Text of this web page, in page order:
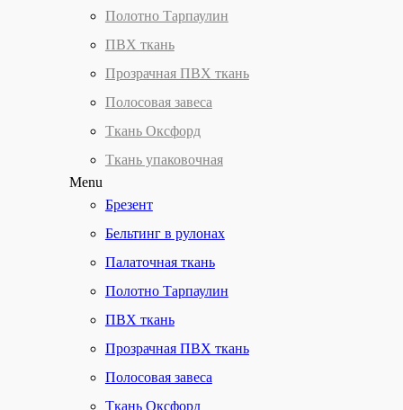
Полотно Тарпаулин
ПВХ ткань
Прозрачная ПВХ ткань
Полосовая завеса
Ткань Оксфорд
Ткань упаковочная
Menu
Брезент
Бельтинг в рулонах
Палаточная ткань
Полотно Тарпаулин
ПВХ ткань
Прозрачная ПВХ ткань
Полосовая завеса
Ткань Оксфорд